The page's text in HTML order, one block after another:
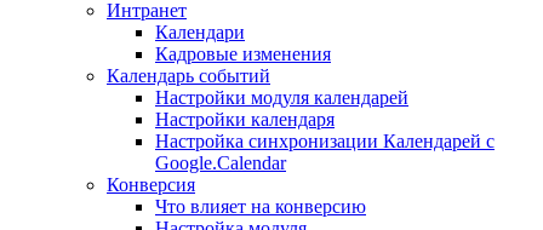
Интранет
Календари
Кадровые изменения
Календарь событий
Настройки модуля календарей
Настройки календаря
Настройка синхронизации Календарей с
Google.Calendar
Конверсия
Что влияет на конверсию